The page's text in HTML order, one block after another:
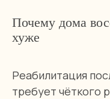
Почему дома
хуже
Реабилитация
требует чёткого